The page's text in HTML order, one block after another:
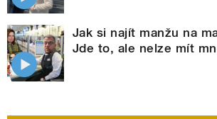
Jak si najít manžu na
Jde to, ale nelze mít